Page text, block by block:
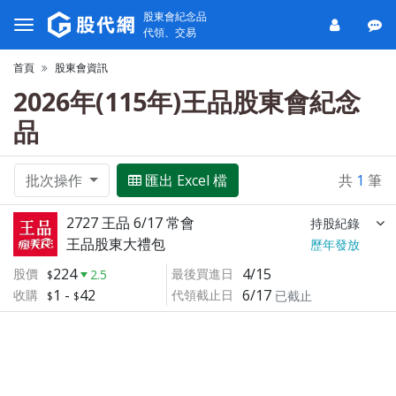
股東會紀念品
代領、交易
首頁 股東會資訊
2026年(115年)王品股東會紀念
品
批次操作 匯出 Excel 檔 共 1 筆
2727 王品 6/17 常會 持股紀錄
王品股東大禮包
歷年發放
股價
224
2.5
收購
1 - 42
最後買進日 4/15
代領截止日 6/17 已截止